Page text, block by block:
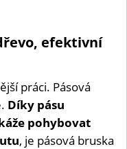
efektivní
práci. Pásová
Díky pásu
pohybovat
, je pásová bruska